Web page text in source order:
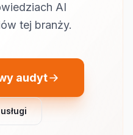
AI
tej branży.
audyt